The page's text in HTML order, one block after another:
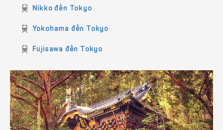
Nikko đến Tokyo
Yokohama đến Tokyo
Fujisawa đến Tokyo